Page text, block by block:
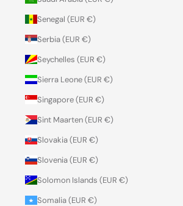
Senegal (EUR €)
Serbia (EUR €)
Seychelles (EUR €)
Sierra Leone (EUR €)
Singapore (EUR €)
Sint Maarten (EUR €)
Slovakia (EUR €)
Slovenia (EUR €)
Solomon Islands (EUR €)
Somalia (EUR €)